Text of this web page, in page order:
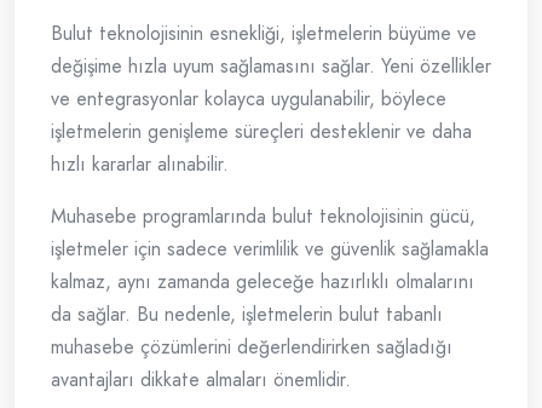
Bulut teknolojisinin esnekliği, işletmelerin büyüme ve
değişime hızla uyum sağlamasını sağlar. Yeni özellikler
ve entegrasyonlar kolayca uygulanabilir, böylece
işletmelerin genişleme süreçleri desteklenir ve daha
hızlı kararlar alınabilir.
Muhasebe programlarında bulut teknolojisinin gücü,
işletmeler için sadece verimlilik ve güvenlik sağlamakla
kalmaz, aynı zamanda geleceğe hazırlıklı olmalarını
da sağlar. Bu nedenle, işletmelerin bulut tabanlı
muhasebe çözümlerini değerlendirirken sağladığı
avantajları dikkate almaları önemlidir.